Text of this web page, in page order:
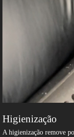
Higienização
A higienização remove